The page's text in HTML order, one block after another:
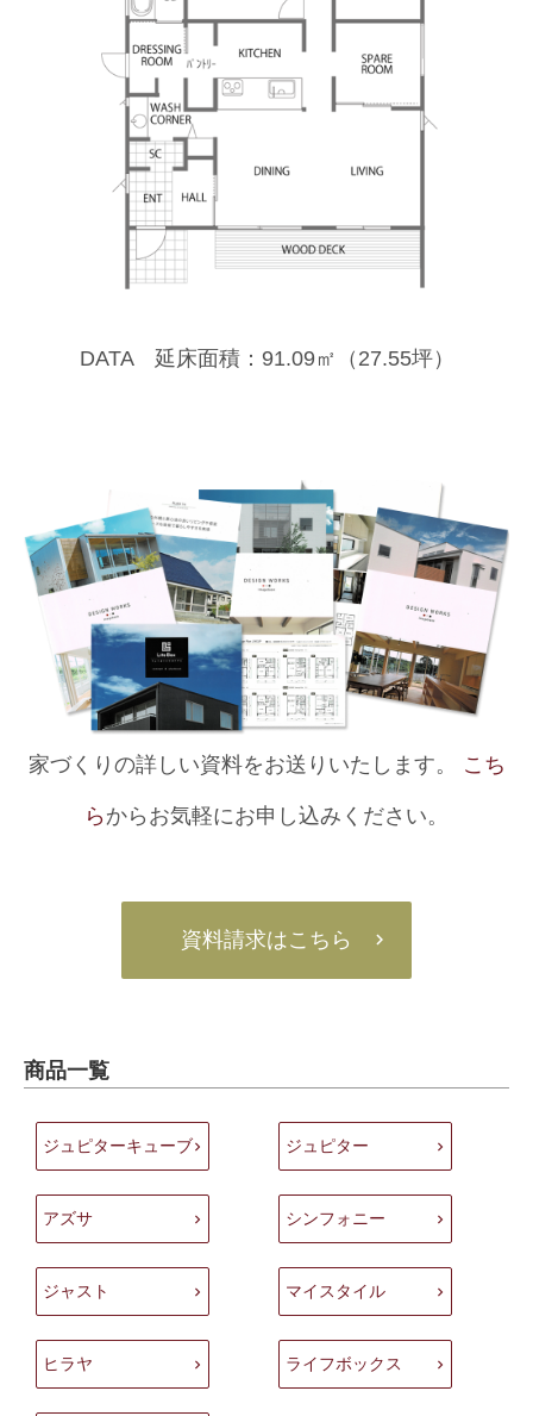
DATA 延床面積：91.09㎡（27.55坪）
家づくりの詳しい資料をお送りいたします。 こち
ら からお気軽にお申し込みください。
資料請求はこちら
商品一覧
ジュピターキューブ ジュピター
アズサ シンフォニー
ジャスト マイスタイル
ヒラヤ ライフボックス